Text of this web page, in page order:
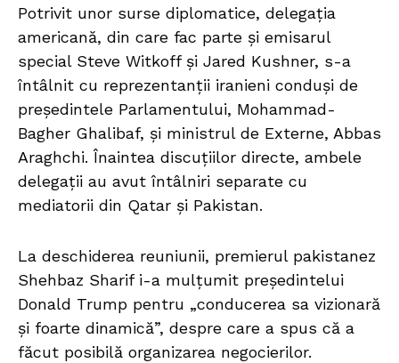
Potrivit unor surse diplomatice, delegația
americană, din care fac parte și emisarul
special Steve Witkoff și Jared Kushner, s-a
întâlnit cu reprezentanții iranieni conduși de
președintele Parlamentului, Mohammad-
Bagher Ghalibaf, și ministrul de Externe, Abbas
Araghchi. Înaintea discuțiilor directe, ambele
delegații au avut întâlniri separate cu
mediatorii din Qatar și Pakistan.
La deschiderea reuniunii, premierul pakistanez
Shehbaz Sharif i-a mulțumit președintelui
Donald Trump pentru „conducerea sa vizionară
și foarte dinamică”, despre care a spus că a
făcut posibilă organizarea negocierilor.